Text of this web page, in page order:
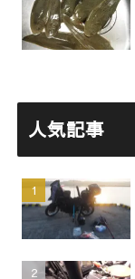
人気記事